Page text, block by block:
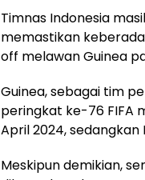
Timnas Indonesia
memastikan
off melawan Guinea
Guinea, sebagai tim
peringkat ke-76 FIFA
April 2024, sedangkan
Meskipun demikian,